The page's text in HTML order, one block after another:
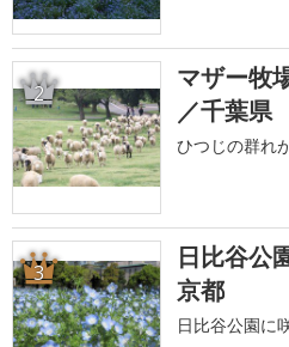
2
マザー牧
／千葉県
ひつじの群れ
3
日比谷公
京都
日比谷公園に